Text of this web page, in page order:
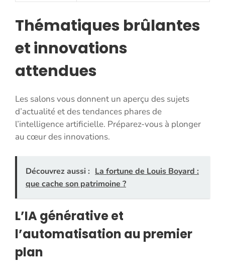
Thématiques brûlantes
et innovations
attendues
Les salons vous donnent un aperçu des sujets
d’actualité et des tendances phares de
l’intelligence artificielle. Préparez-vous à plonger
au cœur des innovations.
Découvrez aussi : La fortune de Louis Boyard :
que cache son patrimoine ?
L’IA générative et
l’automatisation au premier
plan